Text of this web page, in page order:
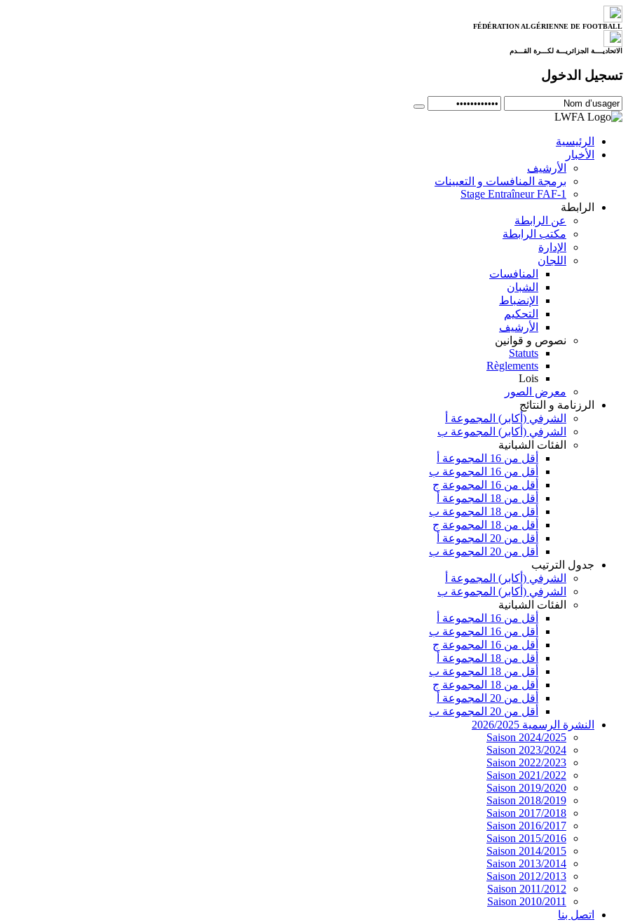
FÉDÉRATION ALGÉRIENNE DE FOOTBALL
الاتحاديــــة الجزائريـــة لكـــرة القـــدم
تسجيل الدخول
الرئيسية
الأخبار
الأرشيف
برمجة المنافسات و التعيينات
Stage Entraîneur FAF-1
الرابطة
عن الرابطة
مكتب الرابطة
الإدارة
اللجان
المنافسات
الشبان
الإنضباط
التحكيم
الأرشيف
نصوص و قوانين
Statuts
Règlements
Lois
معرض الصور
الرزنامة و النتائج
الشرفي (أكابر) المجموعة أ
الشرفي (أكابر) المجموعة ب
الفئات الشبانية
أقل من 16 المجموعة أ
أقل من 16 المجموعة ب
أقل من 16 المجموعة ج
أقل من 18 المجموعة أ
أقل من 18 المجموعة ب
أقل من 18 المجموعة ج
أقل من 20 المجموعة أ
أقل من 20 المجموعة ب
جدول الترتيب
الشرفي (أكابر) المجموعة أ
الشرفي (أكابر) المجموعة ب
الفئات الشبانية
أقل من 16 المجموعة أ
أقل من 16 المجموعة ب
أقل من 16 المجموعة ج
أقل من 18 المجموعة أ
أقل من 18 المجموعة ب
أقل من 18 المجموعة ج
أقل من 20 المجموعة أ
أقل من 20 المجموعة ب
النشرة الرسمية 2026/2025
Saison 2024/2025
Saison 2023/2024
Saison 2022/2023
Saison 2021/2022
Saison 2019/2020
Saison 2018/2019
Saison 2017/2018
Saison 2016/2017
Saison 2015/2016
Saison 2014/2015
Saison 2013/2014
Saison 2012/2013
Saison 2011/2012
Saison 2010/2011
اتصل بنا